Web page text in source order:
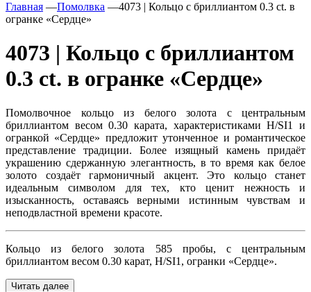
Главная —Помолвка —4073 | Кольцо с бриллиантом 0.3 ct. в
огранке «Сердце»
4073 | Кольцо с бриллиантом
0.3 ct. в огранке «Сердце»
Помолвочное кольцо из белого золота с центральным
бриллиантом весом 0.30 карата, характеристиками H/SI1 и
огранкой «Сердце» предложит утонченное и романтическое
представление традиции. Более изящный камень придаёт
украшению сдержанную элегантность, в то время как белое
золото создаёт гармоничный акцент. Это кольцо станет
идеальным символом для тех, кто ценит нежность и
изысканность, оставаясь верными истинным чувствам и
неподвластной времени красоте.
Кольцо из белого золота 585 пробы, с центральным
бриллиантом весом 0.30 карат, H/SI1, огранки «Сердце».
Читать далее